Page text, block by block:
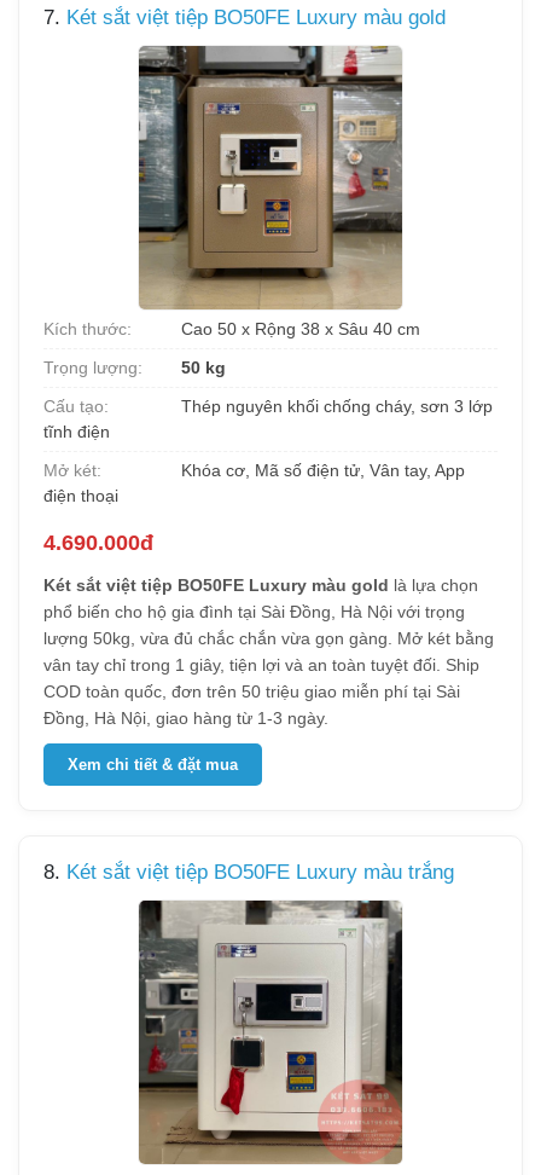
7. Két sắt việt tiệp BO50FE Luxury màu gold
Kích thước:
Cao 50 x Rộng 38 x Sâu 40 cm
Trọng lượng:
50 kg
Cấu tạo:
Thép nguyên khối chống cháy, sơn 3 lớp
tĩnh điện
Mở két:
Khóa cơ, Mã số điện tử, Vân tay, App
điện thoại
4.690.000đ
Két sắt việt tiệp BO50FE Luxury màu gold là lựa chọn
phổ biến cho hộ gia đình tại Sài Đồng, Hà Nội với trọng
lượng 50kg, vừa đủ chắc chắn vừa gọn gàng. Mở két bằng
vân tay chỉ trong 1 giây, tiện lợi và an toàn tuyệt đối. Ship
COD toàn quốc, đơn trên 50 triệu giao miễn phí tại Sài
Đồng, Hà Nội, giao hàng từ 1-3 ngày.
Xem chi tiết & đặt mua
8. Két sắt việt tiệp BO50FE Luxury màu trắng